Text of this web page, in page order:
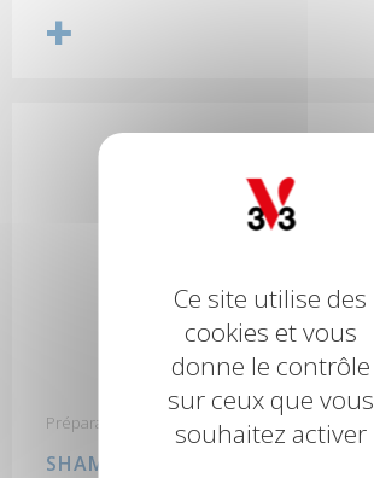
Préparation des sols avant peinture
SHAMPOOING SOL
Ce site utilise des
cookies et vous
donne le contrôle
sur ceux que vous
souhaitez activer